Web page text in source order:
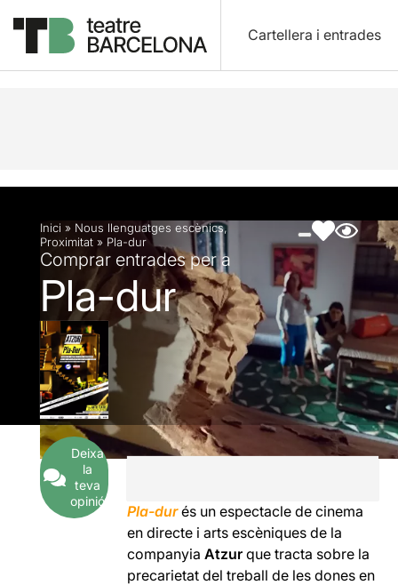
Cartellera i entrades
Descripció Fitxa artística Fotos i vídeos
Inici » Nous llenguatges escènics,
Proximitat » Pla-dur
Comprar entrades per a
Pla-dur
Deixa
la
teva
opinió
Pla-durés un espectacle de cinema
en directe i arts escèniques de la
companyiaAtzurque tracta sobre la
precarietat del treball de les dones en